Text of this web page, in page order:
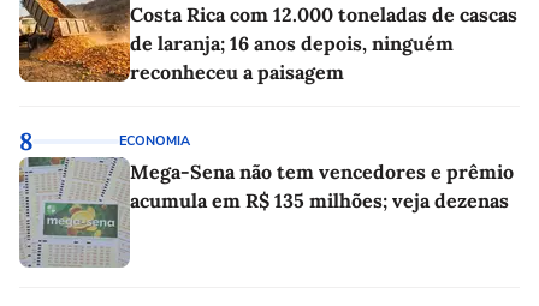
Costa Rica com 12.000 toneladas de cascas
de laranja; 16 anos depois, ninguém
reconheceu a paisagem
8 ECONOMIA
Mega-Sena não tem vencedores e prêmio
acumula em R$ 135 milhões; veja dezenas